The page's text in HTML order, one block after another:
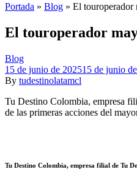
Portada » Blog » El touroperador
El touroperador
Categories
Blog
15 de junio de 202515 de junio
By tudestinolatamcl
Tu Destino Colombia, empresa
de las primeras acciones del
Tu Destino Colombia, empresa filial de Tu